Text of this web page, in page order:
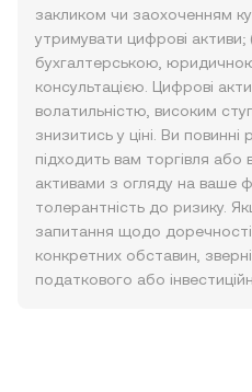
закликом чи заохоченням
утримувати цифрові активи;
бухгалтерською,
консультацією. Цифрові
волатильністю, високим
знизитись у ціні. Ви
підходить вам торгівля
активами з огляду на ваше
толерантність до ризику.
запитання щодо доречності
конкретних обставин,
податкового або